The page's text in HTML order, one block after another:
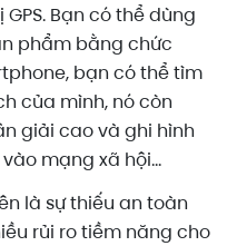
Bạn có thể dùng
phẩm bằng chức
bạn có thể tìm
của mình, nó còn
giải cao và ghi hình
mạng xã hội…
là sự thiếu an toàn
rủi ro tiềm năng cho